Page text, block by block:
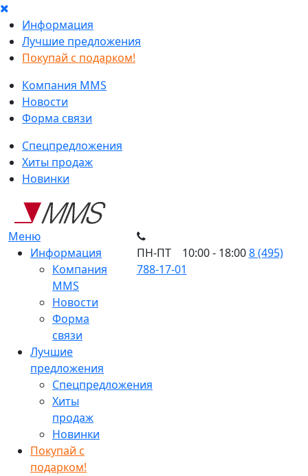
Информация
Лучшие предложения
Покупай с подарком!
Компания MMS
Новости
Форма связи
Спецпредложения
Хиты продаж
Новинки
Меню
Информация
Компания
MMS
Новости
Форма
связи
Лучшие
предложения
Спецпредложения
Хиты
продаж
Новинки
Покупай с
подарком!
ПН-ПТ 10:00 - 18:008 (495)
788-17-01